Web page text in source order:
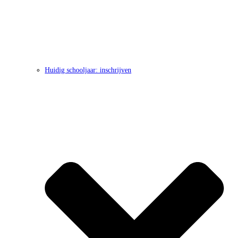
Huidig schooljaar: inschrijven